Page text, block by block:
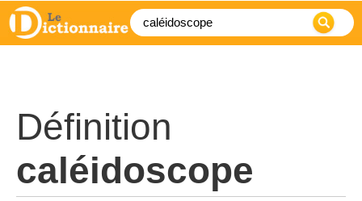
Définition
caléidoscope